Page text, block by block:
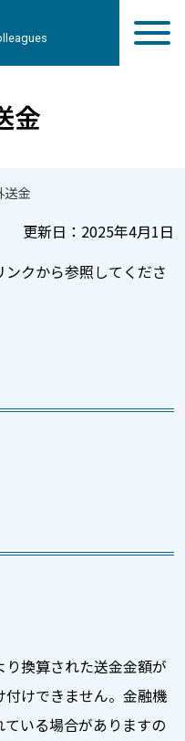
金
送金
更新日：2025年4月1日
クから参照してくださ
換算された送金金額が
けできません。金融機
いる場合がありますの